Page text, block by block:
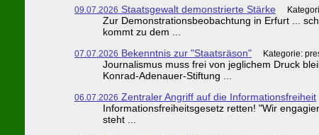
09.07.2026 Staatsgewalt demonstrierte Stärke
Zur Demonstrationsbeobachtung in Erfurt ...
kommt zu dem ...
07.07.2026 Bekenntnis zur "Staatsräson" Kategorie:
Journalismus muss frei von jeglichem Druck
Konrad-Adenauer-Stiftung ...
06.07.2026 Zentraler Angriff auf die Informationsfreiheit
Informationsfreiheitsgesetz retten! "Wir
steht ...